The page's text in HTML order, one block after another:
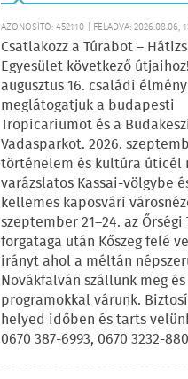
AZONOSÍTÓ: 452110 | FELADVA: 2026.08.06,
Csatlakozz a Túrabot –
Egyesület következő
augusztus 16. családi
meglátogatjuk a budapesti
Tropicariumot és a
Vadasparkot. 2026.
történelem és kultúra úticél
varázslatos Kassai-völgybe
kellemes kaposvári
szeptember 21–24. az
forgataga után Kőszeg felé
irányt ahol a méltán
Novákfalván szállunk meg
programokkal várunk.
helyed időben és tarts
0670 387-6993, 0670 3232-